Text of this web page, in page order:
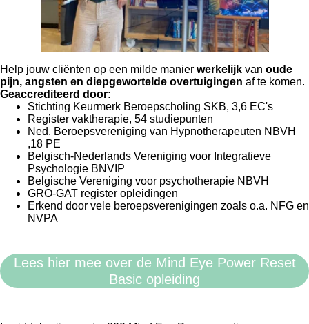
Help jouw cliënten op een milde manier werkelijk van oude
pijn, angsten en diepgewortelde overtuigingen af te komen.
Geaccrediteerd door:
Stichting Keurmerk Beroepscholing SKB, 3,6 EC's
Register vaktherapie, 54 studiepunten
Ned. Beroepsvereniging van Hypnotherapeuten NBVH
,18 PE
Belgisch-Nederlands Vereniging voor Integratieve
Psychologie BNVIP
Belgische Vereniging voor psychotherapie NBVH
GRO-GAT register opleidingen
Erkend door vele beroepsverenigingen zoals o.a. NFG en
NVPA
Lees hier mee over de Mind Eye Power Reset
Basic opleiding